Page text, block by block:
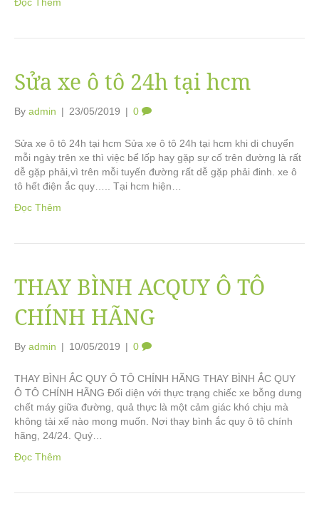
Sửa xe ô tô 24h tại hcm
By admin | 23/05/2019 | 0
Sửa xe ô tô 24h tại hcm Sửa xe ô tô 24h tại hcm khi di chuyển
mỗi ngày trên xe thì việc bể lốp hay gặp sự cố trên đường là rất
dễ gặp phải,vì trên mỗi tuyến đường rất dễ gặp phải đinh. xe ô
tô hết điện ắc quy….. Tại hcm hiện…
Đọc Thêm
THAY BÌNH ACQUY Ô TÔ
CHÍNH HÃNG
By admin | 10/05/2019 | 0
THAY BÌNH ẮC QUY Ô TÔ CHÍNH HÃNG THAY BÌNH ẮC QUY
Ô TÔ CHÍNH HÃNG Đối diện với thực trạng chiếc xe bỗng dưng
chết máy giữa đường, quả thực là một cảm giác khó chịu mà
không tài xế nào mong muốn. Nơi thay bình ắc quy ô tô chính
hãng, 24/24. Quý…
Đọc Thêm